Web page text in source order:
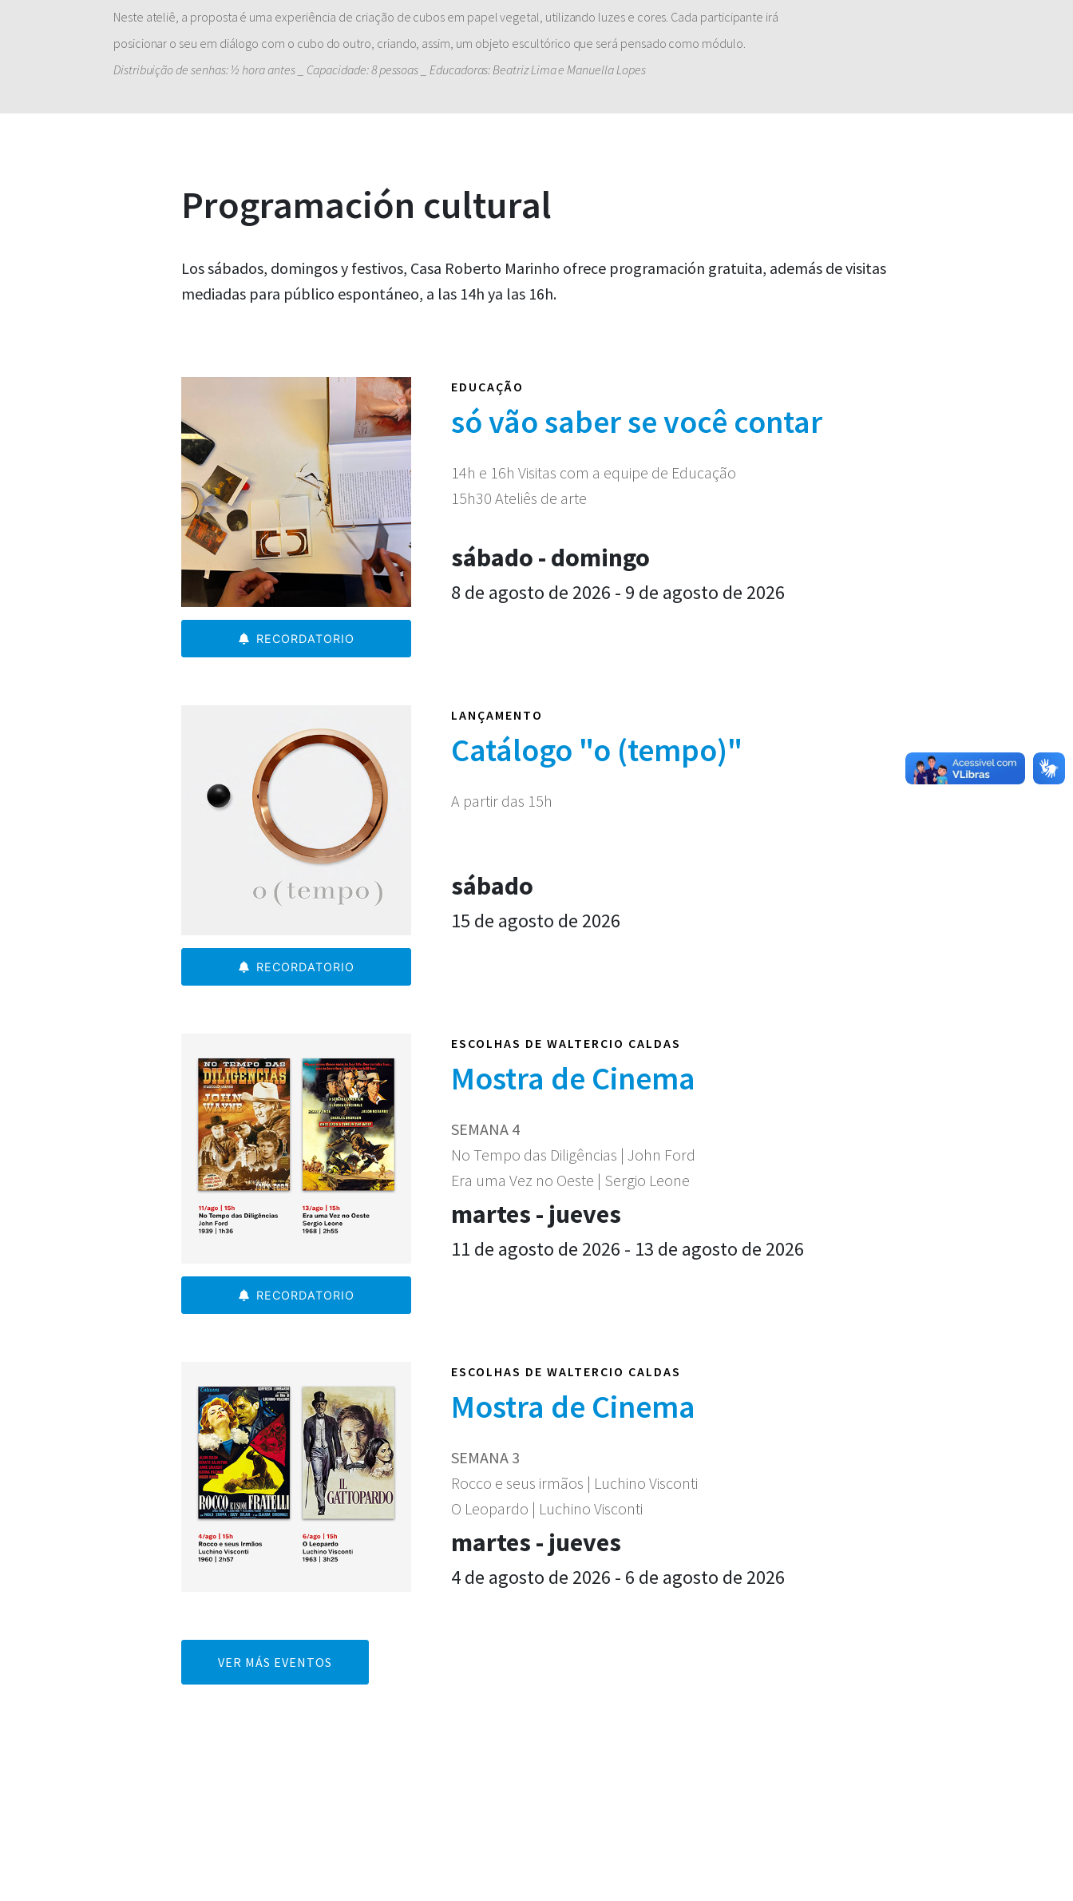
Neste ateliê, a proposta é uma experiência de criação de cubos em papel vegetal, utilizando luzes e cores. Cada participante irá
posicionar o seu em diálogo com o cubo do outro, criando, assim, um objeto escultórico que será pensado como módulo.
Distribuição de senhas: ½ hora antes _ Capacidade: 8 pessoas _ Educadoras: Beatriz Lima e Manuella Lopes
Programación cultural
Los sábados, domingos y festivos, Casa Roberto Marinho ofrece programación gratuita, además de visitas
mediadas para público espontáneo, a las 14h ya las 16h.
RECORDATORIO
EDUCAÇÃO
só vão saber se você contar
14h e 16h Visitas com a equipe de Educação
15h30 Ateliês de arte
sábado - domingo
8 de agosto de 2026 - 9 de agosto de 2026
RECORDATORIO
LANÇAMENTO
Catálogo "o (tempo)"
A partir das 15h
sábado
15 de agosto de 2026
RECORDATORIO
ESCOLHAS DE WALTERCIO CALDAS
Mostra de Cinema
SEMANA 4
No Tempo das Diligências | John Ford
Era uma Vez no Oeste | Sergio Leone
martes - jueves
11 de agosto de 2026 - 13 de agosto de 2026
ESCOLHAS DE WALTERCIO CALDAS
Mostra de Cinema
SEMANA 3
Rocco e seus irmãos | Luchino Visconti
O Leopardo | Luchino Visconti
martes - jueves
4 de agosto de 2026 - 6 de agosto de 2026
VER MÁS EVENTOS